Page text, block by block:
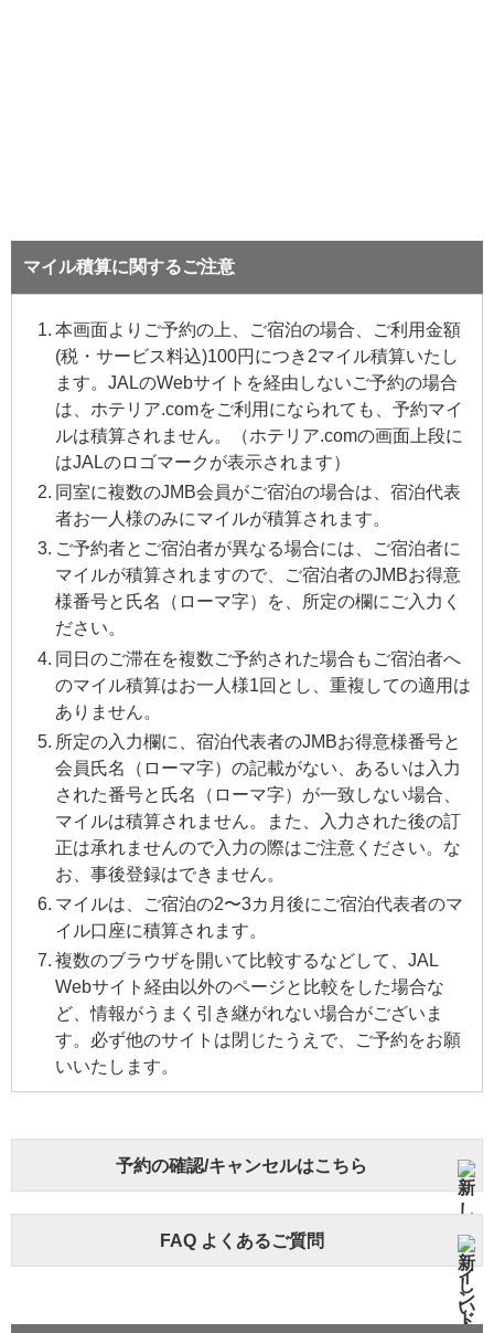
マイル積算に関するご注意
本画面よりご予約の上、ご宿泊の場合、ご利用金額
(税・サービス料込)100円につき2マイル積算いたし
ます。JALのWebサイトを経由しないご予約の場合
は、ホテリア.comをご利用になられても、予約マイ
ルは積算されません。（ホテリア.comの画面上段に
はJALのロゴマークが表示されます）
同室に複数のJMB会員がご宿泊の場合は、宿泊代表
者お一人様のみにマイルが積算されます。
ご予約者とご宿泊者が異なる場合には、ご宿泊者に
マイルが積算されますので、ご宿泊者のJMBお得意
様番号と氏名（ローマ字）を、所定の欄にご入力く
ださい。
同日のご滞在を複数ご予約された場合もご宿泊者へ
のマイル積算はお一人様1回とし、重複しての適用は
ありません。
所定の入力欄に、宿泊代表者のJMBお得意様番号と
会員氏名（ローマ字）の記載がない、あるいは入力
された番号と氏名（ローマ字）が一致しない場合、
マイルは積算されません。また、入力された後の訂
正は承れませんので入力の際はご注意ください。な
お、事後登録はできません。
マイルは、ご宿泊の2〜3カ月後にご宿泊代表者のマ
イル口座に積算されます。
複数のブラウザを開いて比較するなどして、JAL
Webサイト経由以外のページと比較をした場合な
ど、情報がうまく引き継がれない場合がございま
す。必ず他のサイトは閉じたうえで、ご予約をお願
いいたします。
予約の確認/キャンセルはこちら
FAQ よくあるご質問